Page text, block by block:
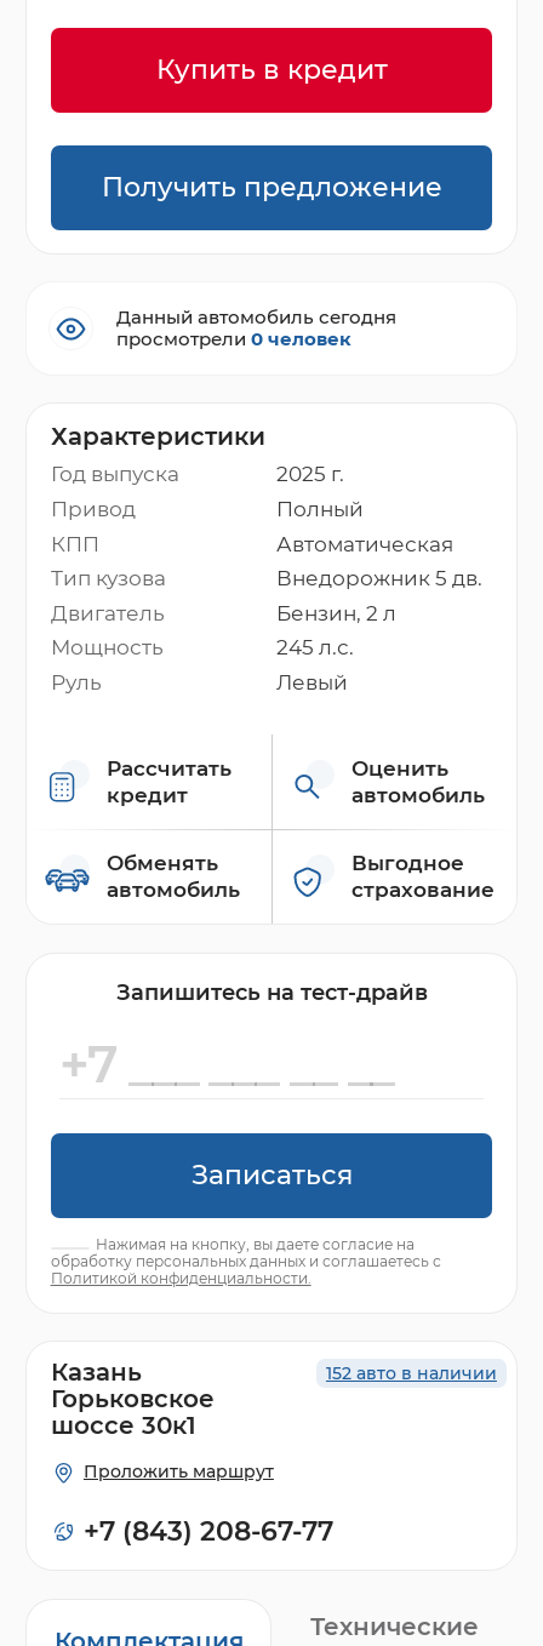
Характеристики
Год выпуска
2025 г.
Привод
Полный
КПП
Автоматическая
Тип кузова
Внедорожник 5 дв.
Двигатель
Бензин, 2 л
Мощность
245 л.с.
Руль
Левый
Рассчитать
кредит
Оценить
автомобиль
Обменять
автомобиль
Выгодное
страхование
Купить в кредит
Получить предложение
Данный автомобиль сегодня
просмотрели0 человек
Запишитесь на тест-драйв
Записаться
Нажимая на кнопку, вы даете согласие на
обработку персональных данных и соглашаетесь с
Политикой конфиденциальности.
Технические
152 авто в наличии
Казань
Горьковское
шоссе 30к1
Проложить маршрут
+7 (843) 208-67-77